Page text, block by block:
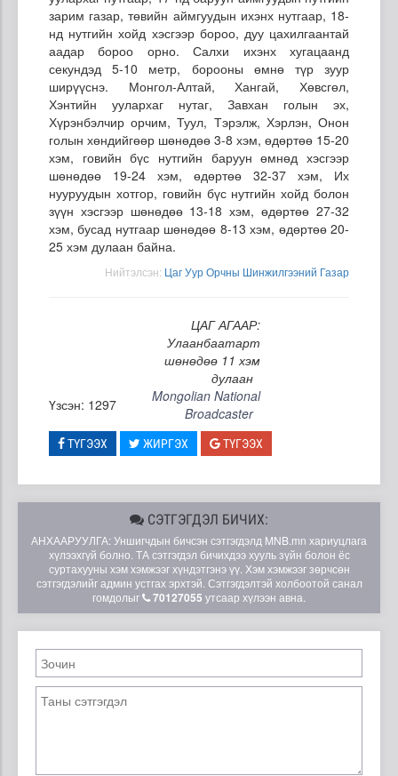
зарим газар, төвийн аймгуудын ихэнх нутгаар, 18-
нд нутгийн хойд хэсгээр бороо, дуу цахилгаантай
аадар бороо орно. Салхи ихэнх хугацаанд
секундэд 5-10 метр, борооны өмнө түр зуур
ширүүснэ. Монгол-Алтай, Хангай, Хөвсгөл,
Хэнтийн уулархаг нутаг, Завхан голын эх,
Хүрэнбэлчир орчим, Туул, Тэрэлж, Хэрлэн, Онон
голын хөндийгөөр шөнөдөө 3-8 хэм, өдөртөө 15-20
хэм, говийн бүс нутгийн баруун өмнөд хэсгээр
шөнөдөө 19-24 хэм, өдөртөө 32-37 хэм, Их
нууруудын хотгор, говийн бүс нутгийн хойд болон
зүүн хэсгээр шөнөдөө 13-18 хэм, өдөртөө 27-32
хэм, бусад нутгаар шөнөдөө 8-13 хэм, өдөртөө 20-
25 хэм дулаан байна.
Нийтэлсэн: Цаг Уур Орчны Шинжилгээний Газар
ЦАГ АГААР:
Улаанбаатарт
шөнөдөө 11 хэм
дулаан
Үзсэн: 1297
Mongolian National
Broadcaster
ТҮГЭЭХ ЖИРГЭХ ТҮГЭЭХ
СЭТГЭГДЭЛ БИЧИХ:
АНХААРУУЛГА: Уншигчдын бичсэн сэтгэгдэлд MNB.mn хариуцлага
хүлээхгүй болно. ТА сэтгэгдэл бичихдээ хууль зүйн болон ёс
суртахууны хэм хэмжээг хүндэтгэнэ үү. Хэм хэмжээг зөрчсөн
сэтгэгдэлийг админ устгах эрхтэй. Сэтгэгдэлтэй холбоотой санал
гомдолыг
70127055 утсаар хүлээн авна.